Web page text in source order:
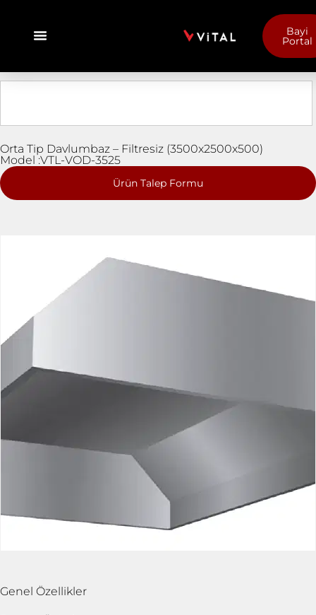
Bayi
Portal
Orta Tip Davlumbaz – Filtresiz (3500x2500x500)
Model :VTL-VOD-3525
Ürün Talep Formu
Genel Özellikler